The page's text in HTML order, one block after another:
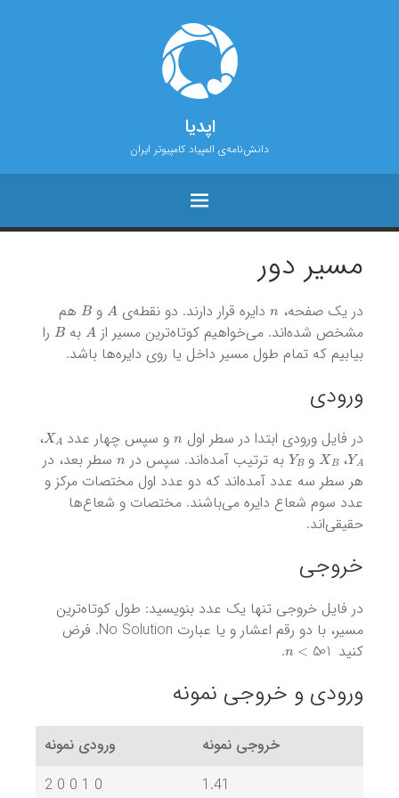
اپدیا
دانش‌نامه‌ی المپیاد کامپیوتر ایران
مسیر دور
در یک صفحه، دایره قرار دارند. دو نقطه‌ی A و Bهم
مشخص شده‌اند. می‌خواهیم کوتاه‌ترین مسیر از A به B را
بیابیم که تمام طول مسیر داخل یا روی دایره‌ها باشد.
ورودی
در فایل ورودی ابتدا در سطر اول و سپس چهار عدد XA ، YA ، XB و YB به ترتیب آمده‌اند. سپس در n سطر بعد، در
هر سطر سه عدد آمده‌اند که دو عدد اول مختصات مرکز و
عدد سوم شعاع دایره می‌باشند. مختصات و شعاع‌ها
حقیقی‌اند.
خروجی
در فایل خروجی تنها یک عدد بنویسید: طول کوتاه‌ترین
مسیر، با دو رقم اعشار و یا عبارت No Solution. فرض
کنید
n<501
.
ورودی و خروجی نمونه
ورودی نمونه
خروجی نمونه
2 0 0 1 0
1.41